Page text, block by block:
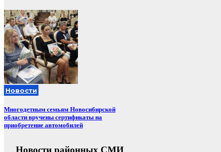
Новости
Многодетным семьям Новосибирской
области вручены сертификаты на
приобретение автомобилей